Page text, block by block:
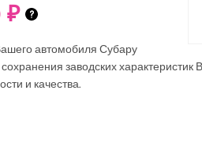
₽
автомобиля Субару
заводских характеристик
и качества.